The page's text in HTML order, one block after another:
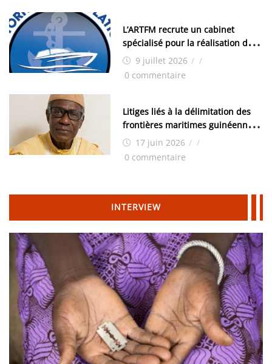
L’ARTFM recrute un cabinet
spécialisé pour la réalisation des
études techniques
9 juillet 2026 / /
0 commentaire
Litiges liés à la délimitation des
frontières maritimes guinéennes:
Idrissa Chérif écrit au ministre
des Hydrocarbures
17 juin 2026 / /
0 commentaire
INTERVIEW